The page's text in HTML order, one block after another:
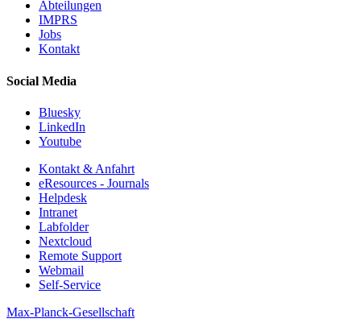
Abteilungen
IMPRS
Jobs
Kontakt
Social Media
Bluesky
LinkedIn
Youtube
Kontakt & Anfahrt
eResources - Journals
Helpdesk
Intranet
Labfolder
Nextcloud
Remote Support
Webmail
Self-Service
Max-Planck-Gesellschaft